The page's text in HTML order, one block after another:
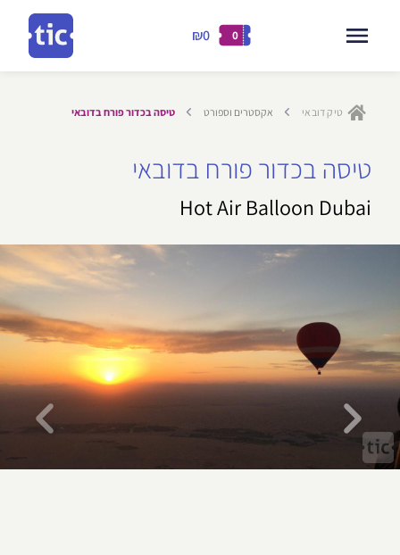
0
₪0
טיק דובאי אקסטרים וספורט טיסה בכדור פורח בדובאי
טיסה בכדור פורח בדובאי
Hot Air Balloon Dubai